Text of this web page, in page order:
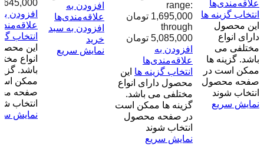
علاقه‌مندی‌ها
انتخاب گزینه ها
این محصول
دارای انواع
مختلفی می
باشد. گزینه ها
ممکن است در
صفحه محصول
انتخاب شوند
نمایش سریع
range:
1,695,000 تومان
through
5,085,000 تومان
افزودن به
علاقه‌مندی‌ها
انتخاب گزینه ها این
محصول دارای انواع
مختلفی می باشد.
گزینه ها ممکن است
در صفحه محصول
انتخاب شوند
نمایش سریع
افزودن به
علاقه‌مندی‌ها
افزودن به سبد
خرید
نمایش سریع
645,000
افزودن به
انتخاب
این
انواع
باشد.
ممکن
صفحه
انتخاب
نمایش